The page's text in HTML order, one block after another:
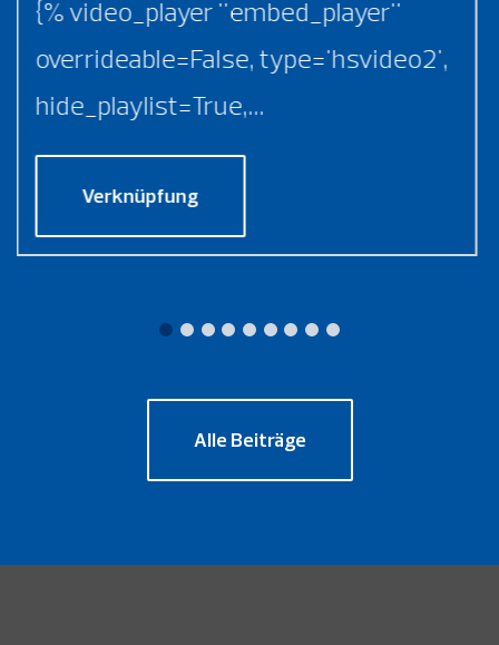
{% video_player "embed_player"
overrideable=False, type='hsvideo2',
hide_playlist=True,...
Verknüpfung
Alle Beiträge